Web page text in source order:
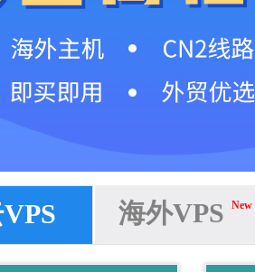
海外VPS New